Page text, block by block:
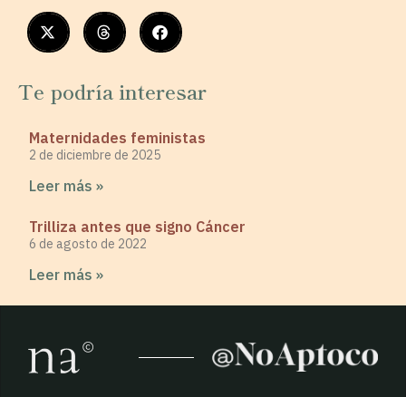
Te podría interesar
Maternidades feministas
2 de diciembre de 2025
Leer más »
Trilliza antes que signo Cáncer
6 de agosto de 2022
Leer más »